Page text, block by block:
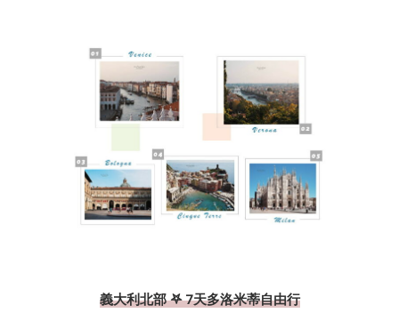
義大利北部 𖤐 7天多洛米蒂自由行